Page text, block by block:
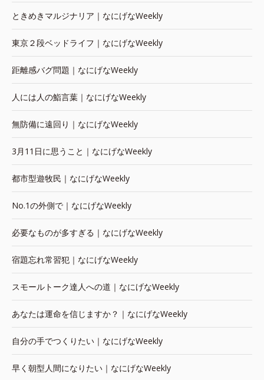
ときめきマルジナリア｜なにげなWeekly
東京２段ベッドライフ｜なにげなWeekly
距離感バグ問題｜なにげなWeekly
人には人の鮨言葉｜なにげなWeekly
無防備に遠回り｜なにげなWeekly
3月11日に思うこと｜なにげなWeekly
都市型遊牧民｜なにげなWeekly
No.1の外側で｜なにげなWeekly
必要なものが多すぎる｜なにげなWeekly
宿題忘れ常習犯｜なにげなWeekly
スモールトーク達人への道｜なにげなWeekly
あなたは運命を信じますか？｜なにげなWeekly
自分の手でつくりたい｜なにげなWeekly
早く朝型人間になりたい｜なにげなWeekly